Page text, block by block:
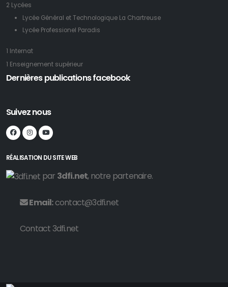
2 Lycées
Lycée Général et Technologique La Chartreuse
Lycée Professionel Paradis
1 Internat
1 Enseignement supérieur
Dernières publications facebook
Suivez nous
RÉALISATION DU SITE WEB
par 3dfi.net, notre partenaire.
Email:contact@3dfi.net
Contact 3dfi.net